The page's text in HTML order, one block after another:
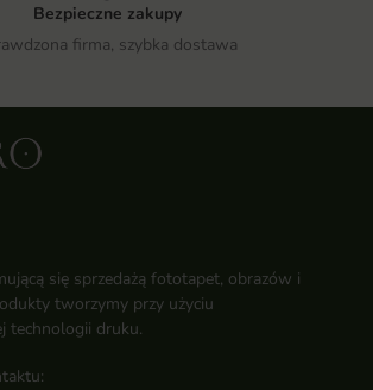
Bezpieczne zakupy
firma, szybka dostawa
się sprzedażą fototapet, obrazów i
tworzymy przy użyciu
technologii druku.